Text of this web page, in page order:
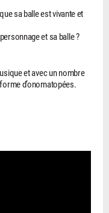
sa balle est vivante et
et sa balle ?
et avec un nombre
d’onomatopées.